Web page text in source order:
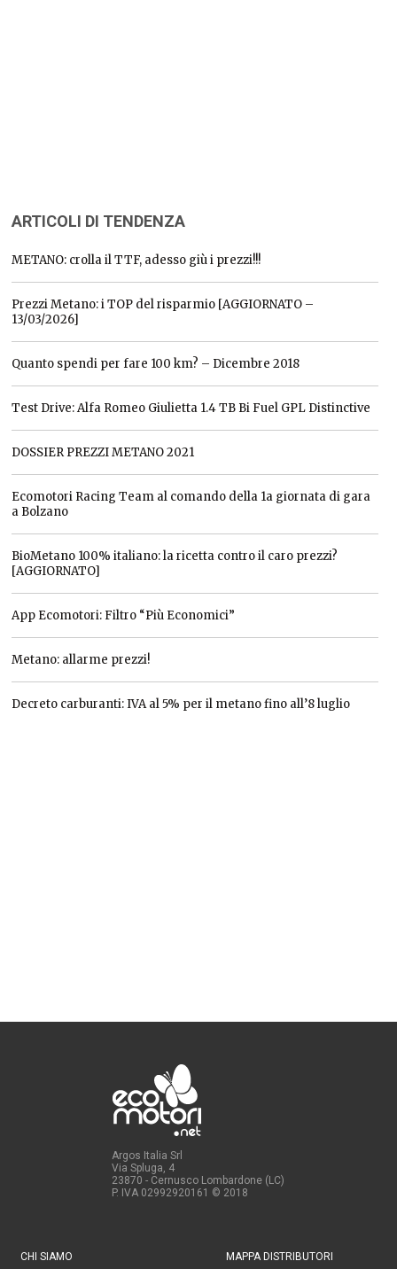
ARTICOLI DI TENDENZA
METANO: crolla il TTF, adesso giù i prezzi!!!
Prezzi Metano: i TOP del risparmio [AGGIORNATO –
13/03/2026]
Quanto spendi per fare 100 km? – Dicembre 2018
Test Drive: Alfa Romeo Giulietta 1.4 TB Bi Fuel GPL Distinctive
DOSSIER PREZZI METANO 2021
Ecomotori Racing Team al comando della 1a giornata di gara
a Bolzano
BioMetano 100% italiano: la ricetta contro il caro prezzi?
[AGGIORNATO]
App Ecomotori: Filtro “Più Economici”
Metano: allarme prezzi!
Decreto carburanti: IVA al 5% per il metano fino all’8 luglio
Argos Italia Srl
Via Spluga, 4
23870 - Cernusco Lombardone (LC)
P. IVA 02992920161 © 2018
CHI SIAMO MAPPA DISTRIBUTORI